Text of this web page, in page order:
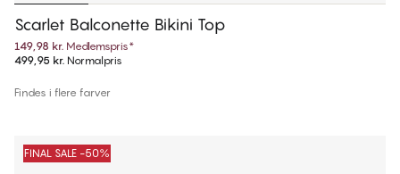
Scarlet Balconette Bikini Top
149,98 kr. Medlemspris*
499,95 kr. Normalpris
Findes i flere farver
FINAL SALE -50%